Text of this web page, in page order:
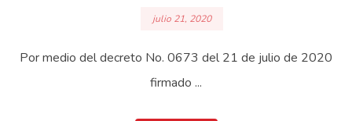
julio 21, 2020
Por medio del decreto No. 0673 del 21 de julio de 2020
firmado ...